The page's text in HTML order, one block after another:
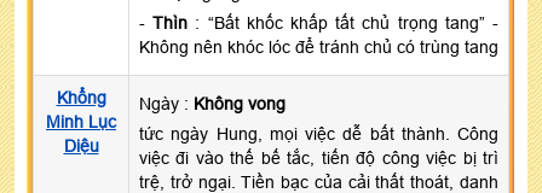
-Thìn : “Bất khốc khấp tất chủ trọng tang” -
Không nên khóc lóc để tránh chủ có trùng tang
Khổng
Minh Lục
Diệu
Ngày : Không vong
tức ngày Hung, mọi việc dễ bất thành. Công
việc đi vào thế bế tắc, tiến độ công việc bị trì
trệ, trở ngại. Tiền bạc của cải thất thoát, danh